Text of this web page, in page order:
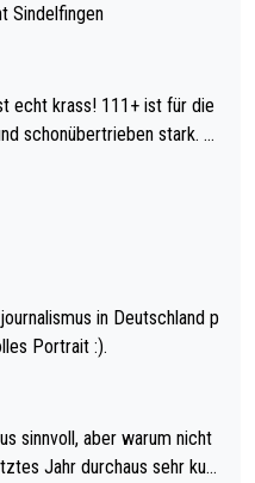
Sindelfingen
111+ ist für die
schonübertrieben stark. U
in Deutschland p
Portrait :).
sinnvoll, aber warum nicht